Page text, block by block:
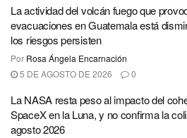
La actividad del volcán fuego que
evacuaciones en Guatemala está
los riesgos persisten
Por Rosa Ángela Encarnación
5 DE AGOSTO DE 2026
0
La NASA resta peso al impacto del
SpaceX en la Luna, y no confirma la
agosto 2026